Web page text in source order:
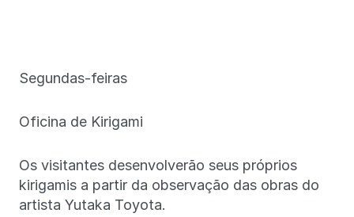
Segundas-feiras
Oficina de Kirigami
Os visitantes desenvolverão seus próprios
kirigamis a partir da observação das obras do
artista Yutaka Toyota.